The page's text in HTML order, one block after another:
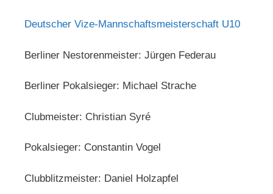
Deutscher Vize-Mannschaftsmeisterschaft U10
Berliner Nestorenmeister: Jürgen Federau
Berliner Pokalsieger: Michael Strache
Clubmeister: Christian Syré
Pokalsieger: Constantin Vogel
Clubblitzmeister: Daniel Holzapfel